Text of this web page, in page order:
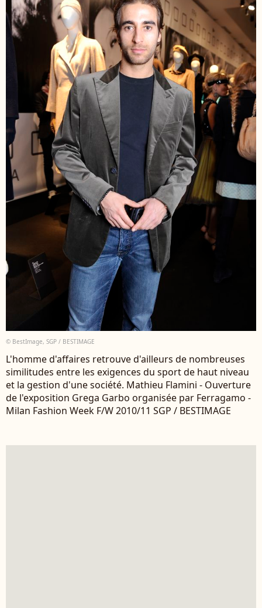
© BestImage, SGP / BESTIMAGE
L'homme d'affaires retrouve d'ailleurs de nombreuses
similitudes entre les exigences du sport de haut niveau
et la gestion d'une société. Mathieu Flamini - Ouverture
de l'exposition Grega Garbo organisée par Ferragamo -
Milan Fashion Week F/W 2010/11 SGP / BESTIMAGE